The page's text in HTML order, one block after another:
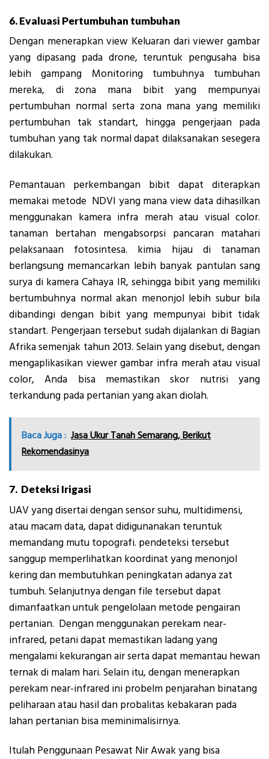
6. Evaluasi Pertumbuhan tumbuhan
Dengan menerapkan view Keluaran dari viewer gambar
yang dipasang pada drone, teruntuk pengusaha bisa
lebih gampang Monitoring tumbuhnya tumbuhan
mereka, di zona mana bibit yang mempunyai
pertumbuhan normal serta zona mana yang memiliki
pertumbuhan tak standart, hingga pengerjaan pada
tumbuhan yang tak normal dapat dilaksanakan sesegera
dilakukan.
Pemantauan perkembangan bibit dapat diterapkan
memakai metode NDVI yang mana view data dihasilkan
menggunakan kamera infra merah atau visual color.
tanaman bertahan mengabsorpsi pancaran matahari
pelaksanaan fotosintesa. kimia hijau di tanaman
berlangsung memancarkan lebih banyak pantulan sang
surya di kamera Cahaya IR, sehingga bibit yang memiliki
bertumbuhnya normal akan menonjol lebih subur bila
dibandingi dengan bibit yang mempunyai bibit tidak
standart. Pengerjaan tersebut sudah dijalankan di Bagian
Afrika semenjak tahun 2013. Selain yang disebut, dengan
mengaplikasikan viewer gambar infra merah atau visual
color, Anda bisa memastikan skor nutrisi yang
terkandung pada pertanian yang akan diolah.
Baca Juga : Jasa Ukur Tanah Semarang, Berikut
Rekomendasinya
7. Deteksi Irigasi
UAV yang disertai dengan sensor suhu, multidimensi,
atau macam data, dapat didigunanakan teruntuk
memandang mutu topografi. pendeteksi tersebut
sanggup memperlihatkan koordinat yang menonjol
kering dan membutuhkan peningkatan adanya zat
tumbuh. Selanjutnya dengan file tersebut dapat
dimanfaatkan untuk pengelolaan metode pengairan
pertanian. Dengan menggunakan perekam near-
infrared, petani dapat memastikan ladang yang
mengalami kekurangan air serta dapat memantau hewan
ternak di malam hari. Selain itu, dengan menerapkan
perekam near-infrared ini probelm penjarahan binatang
peliharaan atau hasil dan probalitas kebakaran pada
lahan pertanian bisa meminimalisirnya.
Itulah Penggunaan Pesawat Nir Awak yang bisa